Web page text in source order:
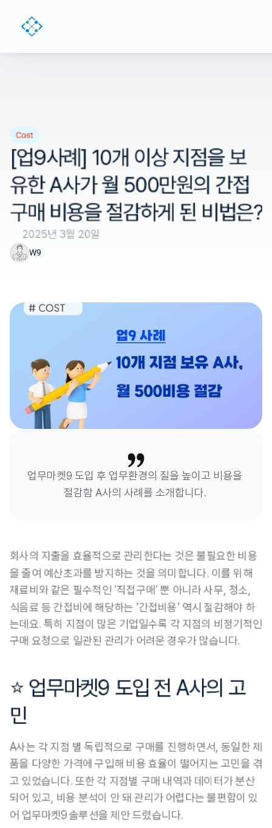
Cost
[업9사례] 10개 이상 지점을 보
유한 A사가 월 500만원의 간접
구매 비용을 절감하게 된 비법은?
2025년 3월 20일
W9
업무마켓9 도입 후 업무환경의 질을 높이고 비용을
절감함 A사의 사례를 소개합니다.
회사의 지출을 효율적으로 관리한다는 것은 불필요한 비용
을 줄여 예산초과를 방지하는 것을 의미합니다. 이를 위해
재료비와 같은 필수적인 ‘직접구매’ 뿐 아니라 사무, 청소,
식음료 등 간접비에 해당하는 ‘간접비용’ 역시 절감해야 하
는데요. 특히 지점이 많은 기업일수록 각 지점의 비정기적인
구매 요청으로 일관된 관리가 어려운 경우가 많습니다.
⭐ 업무마켓9 도입 전 A사의 고
민
A사는 각 지점 별 독립적으로 구매를 진행하면서, 동일한 제
품을 다양한 가격에 구입해 비용 효율이 떨어지는 고민을 겪
고 있었습니다. 또한 각 지점별 구매 내역과 데이터가 분산
되어 있고, 비용 분석이 안 돼 관리가 어렵다는 불편함이 있
어 업무마켓9 솔루션을 제안 드렸습니다.